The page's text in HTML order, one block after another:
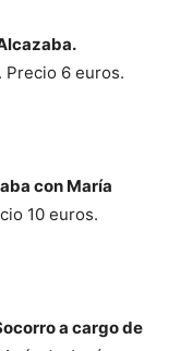
Precio 6 euros.
con María
10 euros.
a cargo de